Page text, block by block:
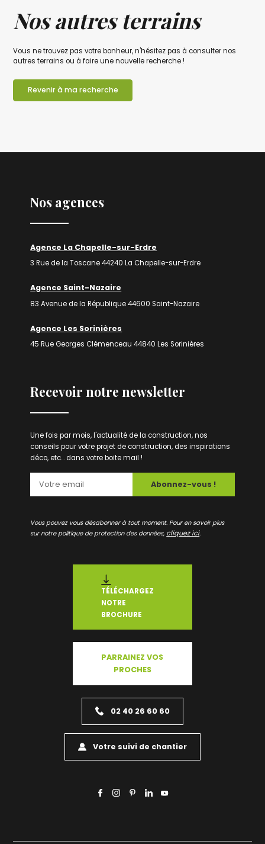
Nos autres terrains
Vous ne trouvez pas votre bonheur, n'hésitez pas à consulter nos
autres terrains ou à faire une nouvelle recherche !
Revenir à ma recherche
Nos agences
Agence La Chapelle-sur-Erdre
3 Rue de la Toscane 44240 La Chapelle-sur-Erdre
Agence Saint-Nazaire
83 Avenue de la République 44600 Saint-Nazaire
Agence Les Sorinières
45 Rue Georges Clémenceau 44840 Les Sorinières
Recevoir notre newsletter
Une fois par mois, l'actualité de la construction, nos
conseils pour votre projet de construction, des inspirations
déco, etc... dans votre boite mail !
Abonnez-vous !
Vous pouvez vous désabonner à tout moment. Pour en savoir plus
sur notre politique de protection des données, cliquez ici.
TÉLÉCHARGEZ
NOTRE
BROCHURE
PARRAINEZ VOS
PROCHES
02 40 26 60 60
Votre suivi de chantier